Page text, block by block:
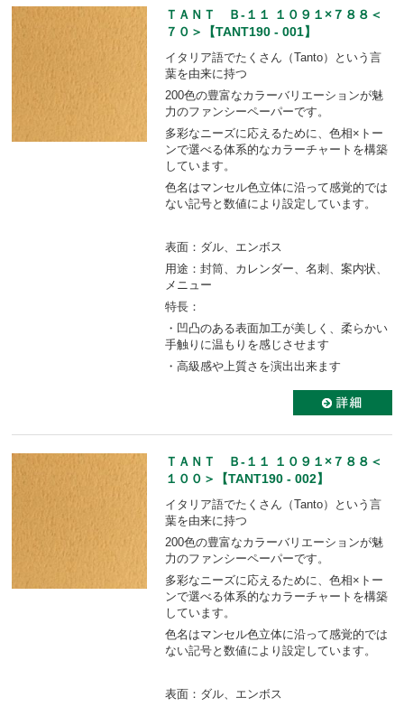
ＴＡＮＴ Ｂ-１１ １０９１×７８８＜
７０＞【TANT190 - 001】
イタリア語でたくさん（Tanto）という言
葉を由来に持つ
200色の豊富なカラーバリエーションが魅
力のファンシーペーパーです。
多彩なニーズに応えるために、色相×トー
ンで選べる体系的なカラーチャートを構築
しています。
色名はマンセル色立体に沿って感覚的では
ない記号と数値により設定しています。
表面：ダル、エンボス
用途：封筒、カレンダー、名刺、案内状、
メニュー
特長：
・凹凸のある表面加工が美しく、柔らかい
手触りに温もりを感じさせます
・高級感や上質さを演出出来ます
ＴＡＮＴ Ｂ-１１ １０９１×７８８＜
１００＞【TANT190 - 002】
イタリア語でたくさん（Tanto）という言
葉を由来に持つ
200色の豊富なカラーバリエーションが魅
力のファンシーペーパーです。
多彩なニーズに応えるために、色相×トー
ンで選べる体系的なカラーチャートを構築
しています。
色名はマンセル色立体に沿って感覚的では
ない記号と数値により設定しています。
表面：ダル、エンボス